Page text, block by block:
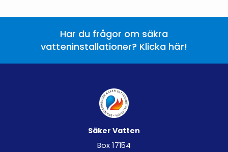
Har du frågor om säkra
vatteninstallationer? Klicka här!
Säker Vatten
Box 17154